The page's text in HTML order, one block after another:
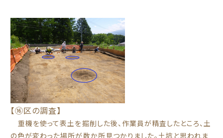
【⑯区の調査】
重機を使って表土を掘削した後、作業員が精査したところ、土
の色が変わった場所が数か所見つかりました。土坑と思われま